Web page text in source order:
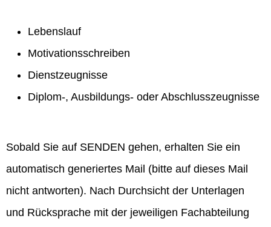
Lebenslauf
Motivationsschreiben
Dienstzeugnisse
Diplom-, Ausbildungs- oder Abschlusszeugnisse
Sobald Sie auf SENDEN gehen, erhalten Sie ein
automatisch generiertes Mail (bitte auf dieses Mail
nicht antworten). Nach Durchsicht der Unterlagen
und Rücksprache mit der jeweiligen Fachabteilung